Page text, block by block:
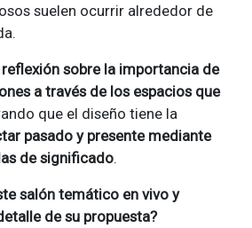
suelen ocurrir alrededor de
sobre la importancia de
a través de los espacios que
que el diseño tiene la
pasado y presente mediante
de significado.
salón temático en vivo y
de su propuesta?